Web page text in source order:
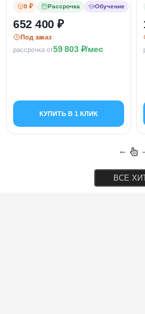
0 ₽ Рассрочка Обучение
652 400
Под заказ
рассрочка от59 803 /мес
КУПИТЬ В 1 КЛИК
←
ВСЕ